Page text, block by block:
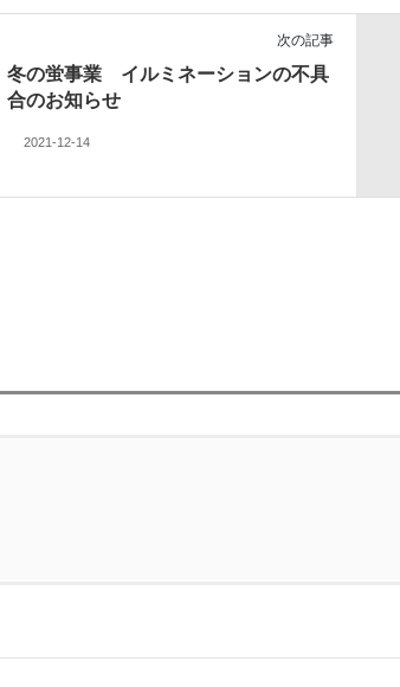
次の記事
冬の蛍事業 イルミネーションの不具
合のお知らせ
2021-12-14